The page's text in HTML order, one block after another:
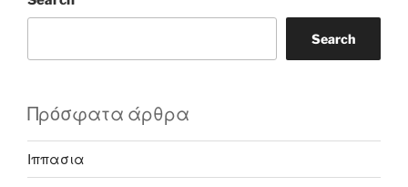
Search
Πρόσφατα άρθρα
Ιππασια